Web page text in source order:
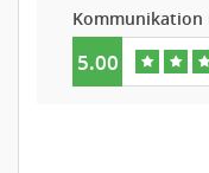
Kommunikation
5.00